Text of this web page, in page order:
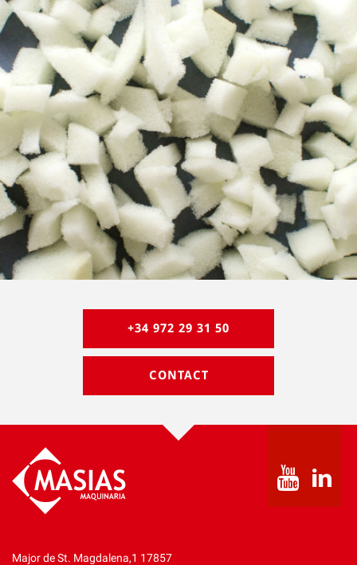
Viscoélastique découpé
+34 972 29 31 50
CONTACT
Major de St. Magdalena,1 17857